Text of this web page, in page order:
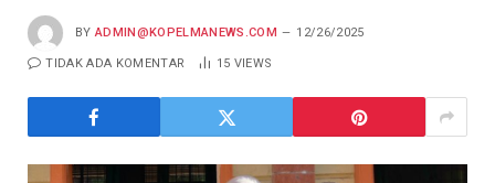
BY ADMIN@KOPELMANEWS.COM 12/26/2025
TIDAK ADA KOMENTAR 15 VIEWS